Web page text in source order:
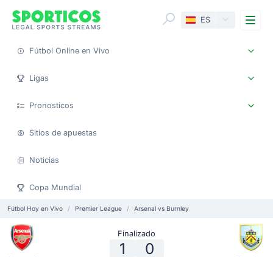
ES
Fútbol Online en Vivo
Ligas
Pronosticos
Sitios de apuestas
Noticias
Copa Mundial
Fútbol Hoy en Vivo Premier League Arsenal vs Burnley
Finalizado
1 0